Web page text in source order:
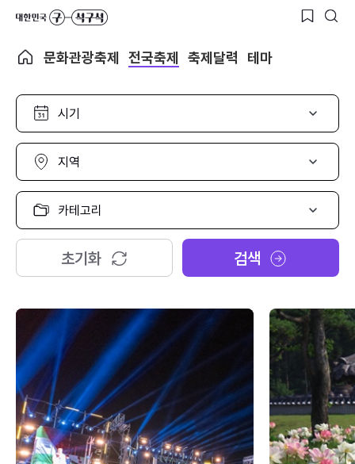
문화관광축제 전국축제 축제달력 테마
시
선
택
지
선
택
카
고
리
택
초기화 검색